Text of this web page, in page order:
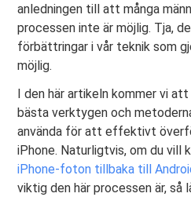
anledningen till att många
processen inte är möjlig. Tja,
förbättringar i vår teknik som
möjlig.
I den här artikeln kommer vi
bästa verktygen och
använda för att effektivt
iPhone. Naturligtvis, om du vill
iPhone-foton tillbaka till
viktig den här processen är, så